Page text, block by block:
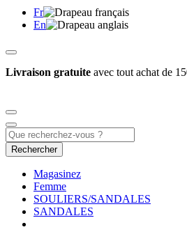
Fr
En
Livraison gratuite avec tout achat de
Rechercher
Magasinez
Femme
SOULIERS/SANDALES
SANDALES